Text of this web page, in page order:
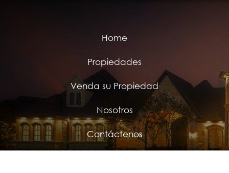
Home
Propiedades
Venda su Propiedad
Nosotros
Contáctenos